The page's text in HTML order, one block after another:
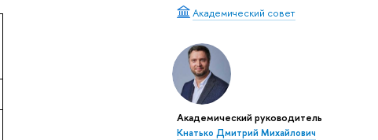
Академический совет
Академический руководитель
Кнатько Дмитрий Михайлович